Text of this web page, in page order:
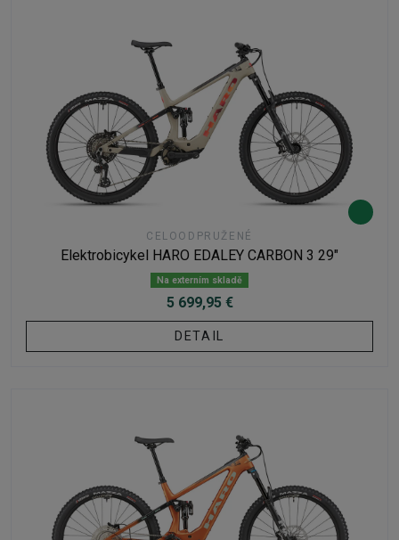
CELOODPRUŽENÉ
Elektrobicykel HARO EDALEY CARBON 3 29"
Na externím skladě
5 699,95 €
DETAIL